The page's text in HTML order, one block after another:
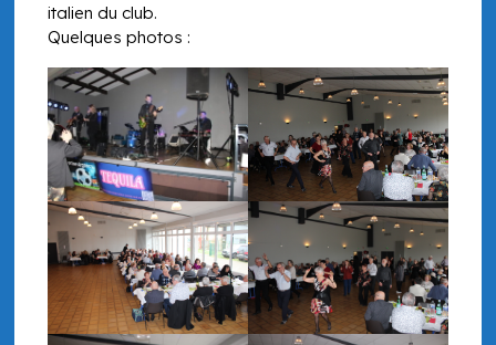
italien du club.
Quelques photos :